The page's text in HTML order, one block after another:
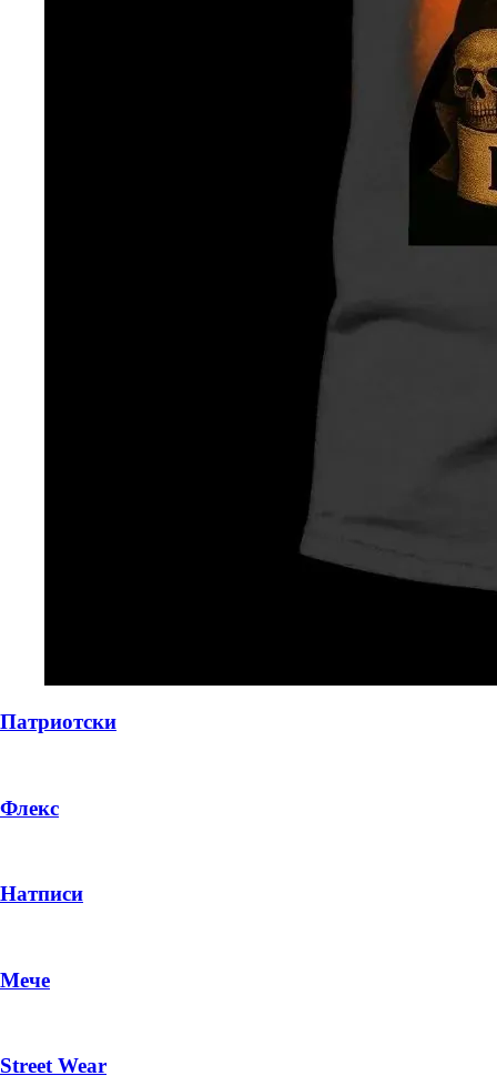
Патриотски
Флекс
Натписи
Мече
Street Wear